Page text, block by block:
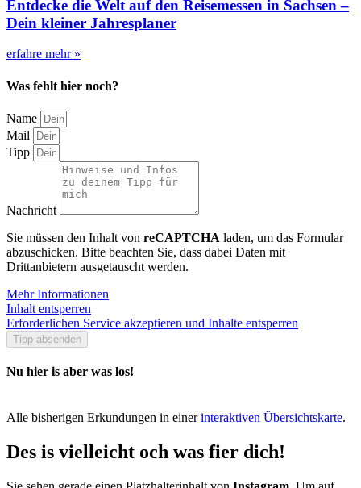
Entdecke die Welt auf den Reisemessen in Sachsen –
Dein kleiner Jahresplaner
erfahre mehr »
Was fehlt hier noch?
Name
Mail
Tipp
Nachricht
Sie müssen den Inhalt von reCAPTCHA laden, um das Formular
abzuschicken. Bitte beachten Sie, dass dabei Daten mit
Drittanbietern ausgetauscht werden.
Mehr Informationen
Inhalt entsperren
Erforderlichen Service akzeptieren und Inhalte entsperren
Tipp absenden
Nu hier is aber was los!
Alle bisherigen Erkundungen in einerinteraktiven Übersichtskarte.
Des is vielleicht och was fier dich!